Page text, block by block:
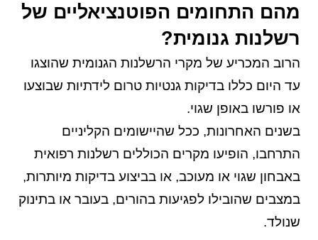
מהם התחומים הפוטנציאליים של
רשלנות גנומית?
הרוב המכריע של מקרי הרשלנות הגנומית שהוצגו
עד היום כללו בדיקות גנטיות טרום לידתיות שבוצעו
או פורשו באופן שגוי.
בשנים האחרונות, ככל שהיישומים הקליניים
התרחבו, הופיעו מקרים הכוללים רשלנות רפואית
באבחון שגוי או מעוכב, או בביצוע בדיקות מיותרות,
במצבים שהובילו לפגיעות בהורים, בעובר או בתינוק
שנולד.